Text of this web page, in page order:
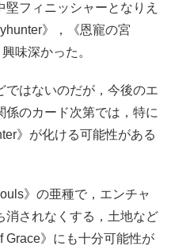
フィニッシャーとなりえ
》，《恩寵の宮
味深かった。
ではないのだが，今後のエ
係のカード次第では，特に
》が化ける可能性がある
》の亜種で，エンチャ
消されなくする，土地など
Grace》にも十分可能性が